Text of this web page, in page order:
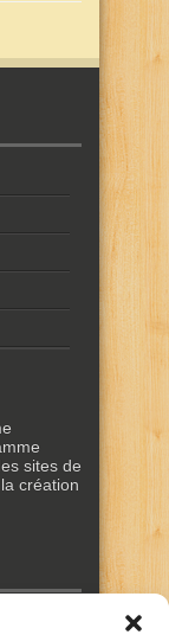
sites de
création